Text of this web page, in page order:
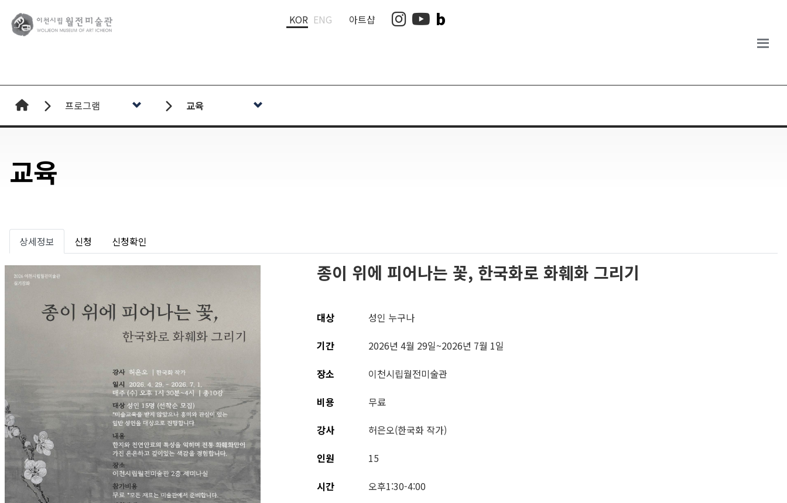
로고 KOR ENG 아트샵 인스타그램
유튜브b
프로그램 교육
교육
상세정보 신청 신청확인
종이 위에 피어나는 꽃, 한국화로 화훼화 그리기
대상
성인 누구나
기간
2026년 4월 29일~2026년 7월 1일
장소
이천시립월전미술관
비용
무료
강사
허은오(한국화 작가)
인원
15
시간
오후1:30-4:00